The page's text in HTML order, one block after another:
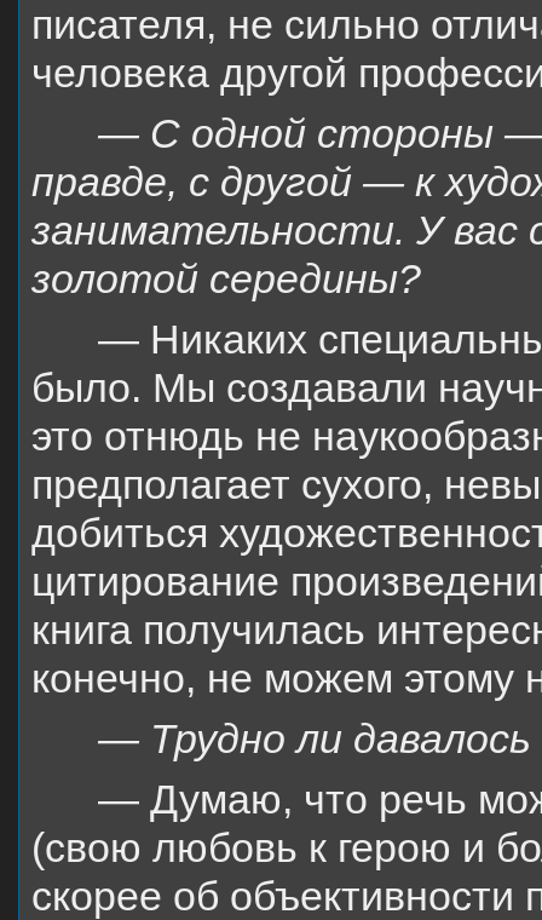
писателя, не сильно
человека другой
— С одной стороны
правде, с другой — к
занимательности. У вас
золотой середины?
— Никаких
было. Мы создавали
это отнюдь не
предполагает сухого,
добиться
цитирование
книга получилась
конечно, не можем этому
— Трудно ли
— Думаю, что речь
(свою любовь к герою и
скорее об объективности